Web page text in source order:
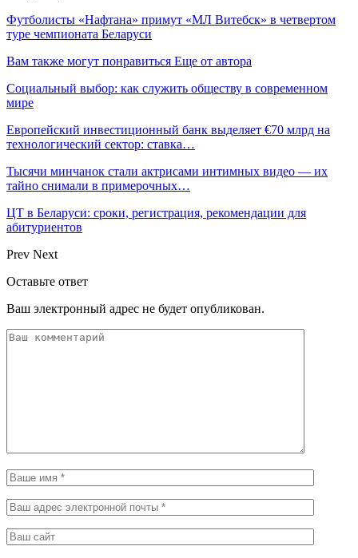
Футболисты «Нафтана» примут «МЛ Витебск» в четвертом
туре чемпионата Беларуси
Вам также могут понравиться Еще от автора
Социальный выбор: как служить обществу в современном
мире
Европейский инвестиционный банк выделяет €70 млрд на
технологический сектор: ставка…
Тысячи минчанок стали актрисами интимных видео — их
тайно снимали в примерочных…
ЦТ в Беларуси: сроки, регистрация, рекомендации для
абитуриентов
Prev Next
Оставьте ответ
Ваш электронный адрес не будет опубликован.